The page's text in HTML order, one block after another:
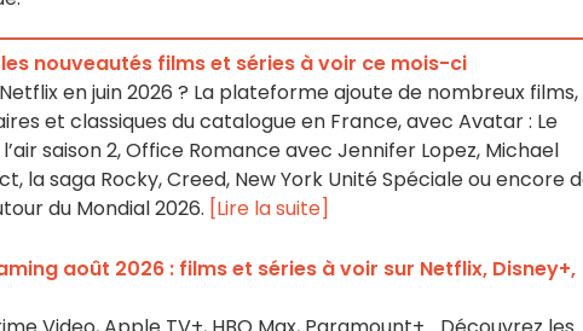
nouveautés films et séries à voir ce mois-ci
en juin 2026 ? La plateforme ajoute de nombreux films,
et classiques du catalogue en France, avec Avatar : Le
saison 2, Office Romance avec Jennifer Lopez, Michael
la saga Rocky, Creed, New York Unité Spéciale ou encore
du Mondial 2026. [Lire la suite]
août 2026 : films et séries à voir sur Netflix, Disney+,